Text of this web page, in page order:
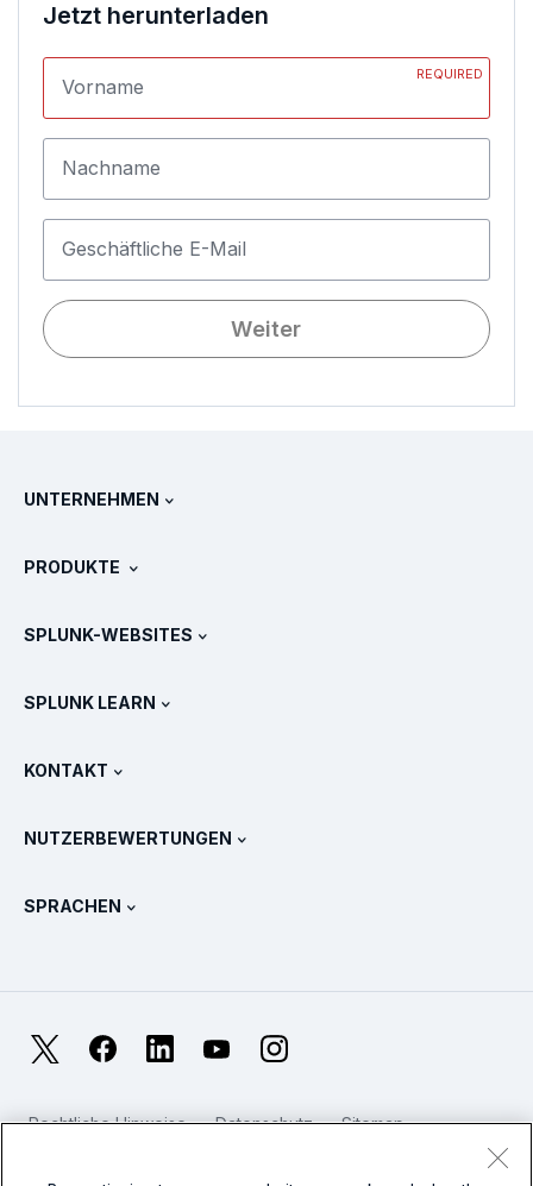
Jetzt herunterladen
Vorname
REQUIRED
Nachname
Geschäftliche E-Mail
Weiter
UNTERNEHMEN
Splunk im Vergleich
Newsroom
Splunk Protects
SURGe
PRODUKTE
Preise
Alle Produkte anzeigen
SPLUNK-WEBSITES
Schulung & Zertifizierung
Splunk Store
SPLUNK LEARN
OpenTelemetry: Eine Einführung
Metriken für das SOC
Zuverlässigkeitsmetriken
KONTAKT
NUTZERBEWERTUNGEN
SPRACHEN
Français
日本語 FacebookLinkedIn YouTubeInstagram
Rechtliche Hinweise Datenschutz
Sitemap
Modern Slavery